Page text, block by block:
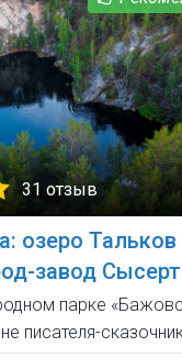
31 отзыв
озеро Тальков
завод
парке
писателя-